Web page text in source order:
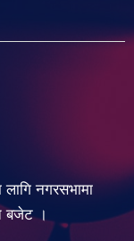
नगरसभामा
बजेट ।